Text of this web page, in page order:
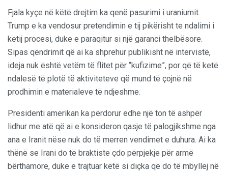
Fjala kyçe në këtë drejtim ka qenë pasurimi i uraniumit.
Trump e ka vendosur pretendimin e tij pikërisht te ndalimi i
këtij procesi, duke e paraqitur si një garanci thelbësore.
Sipas qëndrimit që ai ka shprehur publikisht në intervistë,
ideja nuk është vetëm të flitet për “kufizime”, por që të ketë
ndalesë të plotë të aktiviteteve që mund të çojnë në
prodhimin e materialeve të ndjeshme.
Presidenti amerikan ka përdorur edhe një ton të ashpër
lidhur me atë që ai e konsideron qasje të palogjikshme nga
ana e Iranit nëse nuk do të merren vendimet e duhura. Ai ka
thënë se Irani do të braktiste çdo përpjekje për armë
bërthamore, duke e trajtuar këtë si diçka që do të mbyllej në